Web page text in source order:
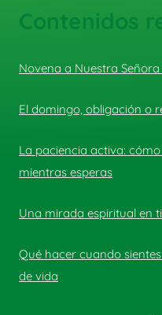
Contenidos
Novena a Nuestra
El domingo, obligación o
La paciencia activa:
mientras esperas
Una mirada espiritual en
Qué hacer cuando
de vida